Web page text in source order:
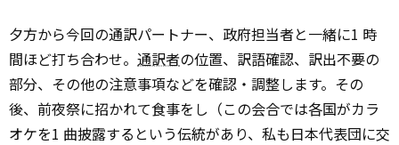
夕方から今回の通訳パートナー、政府担当者と一緒に1 時
間ほど打ち合わせ。 通訳者の位置、訳語確認、訳出不要の
部分、その他の注意事項などを確認・調整します。その
後、前夜祭に招かれて食事をし（この会合では各国がカラ
オケを1 曲披露するという伝統があり、私も日本代表団に交